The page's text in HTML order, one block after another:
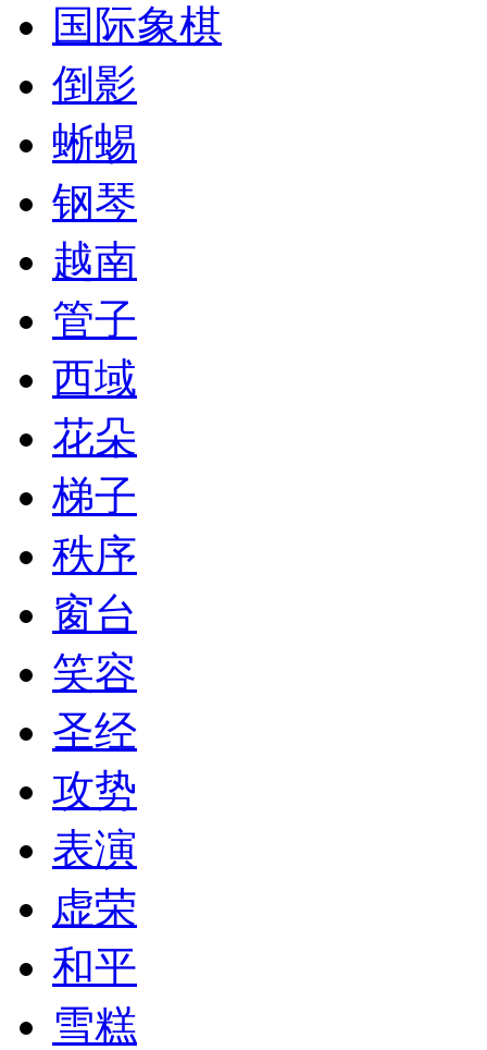
国际象棋
倒影
蜥蜴
钢琴
越南
管子
西域
花朵
梯子
秩序
窗台
笑容
圣经
攻势
表演
虚荣
和平
雪糕